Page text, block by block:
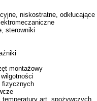
niskostratne, odkłucające
sterowniki
montażowy
fizycznych
art. spożywczych